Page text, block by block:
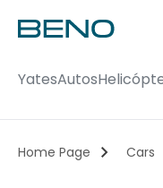
YatesAutos
Home Page Cars